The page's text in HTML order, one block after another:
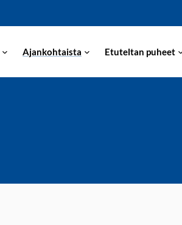
Ajankohtaista Etuteltan puheet